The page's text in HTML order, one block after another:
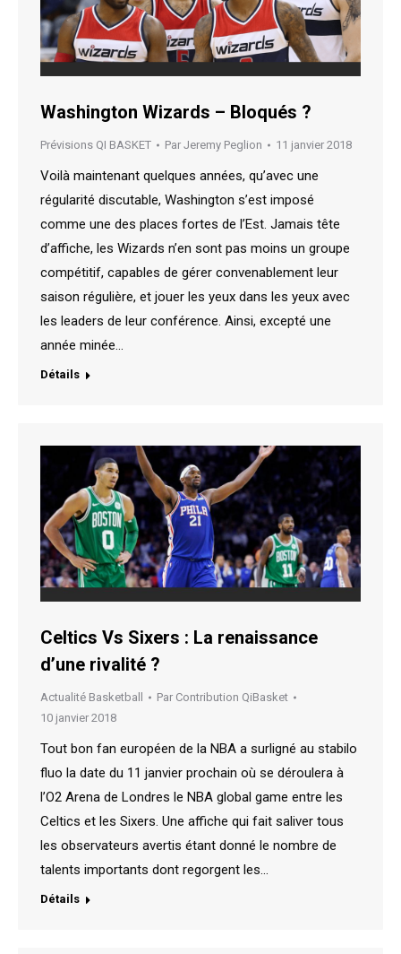
Washington Wizards – Bloqués ?
Prévisions QI BASKET Par Jeremy Peglion 11 janvier 2018
Voilà maintenant quelques années, qu’avec une
régularité discutable, Washington s’est imposé
comme une des places fortes de l’Est. Jamais tête
d’affiche, les Wizards n’en sont pas moins un groupe
compétitif, capables de gérer convenablement leur
saison régulière, et jouer les yeux dans les yeux avec
les leaders de leur conférence. Ainsi, excepté une
année minée…
Détails
Celtics Vs Sixers : La renaissance
d’une rivalité ?
Actualité Basketball Par Contribution QiBasket
10 janvier 2018
Tout bon fan européen de la NBA a surligné au stabilo
fluo la date du 11 janvier prochain où se déroulera à
l’O2 Arena de Londres le NBA global game entre les
Celtics et les Sixers. Une affiche qui fait saliver tous
les observateurs avertis étant donné le nombre de
talents importants dont regorgent les…
Détails